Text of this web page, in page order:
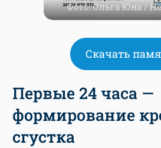
Фото: Ольга Юна /
Скачать
Первые 24 часа —
формирование
сгустка